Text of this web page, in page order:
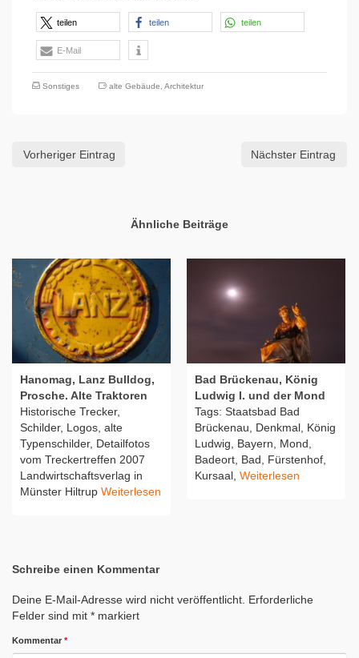
teilen teilen teilen
E-Mail
Sonstiges alte Gebäude Architektur
Vorheriger Eintrag Nächster Eintrag
Ähnliche Beiträge
Hanomag, Lanz Bulldog,
Prosche. Alte Traktoren
Historische Trecker,
Schilder, Logos, alte
Typenschilder, Detailfotos
vom Treckertreffen 2007
Landwirtschaftsverlag in
Münster Hiltrup Weiterlesen
Bad Brückenau, König
Ludwig I. und der Mond
Tags: Staatsbad Bad
Brückenau, Denkmal, König
Ludwig, Bayern, Mond,
Badeort, Bad, Fürstenhof,
Kursaal, Weiterlesen
Schreibe einen Kommentar
Deine E-Mail-Adresse wird nicht veröffentlicht. Erforderliche
Felder sind mit * markiert
Kommentar *